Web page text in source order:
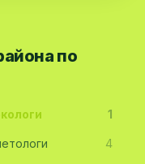
по
1
4